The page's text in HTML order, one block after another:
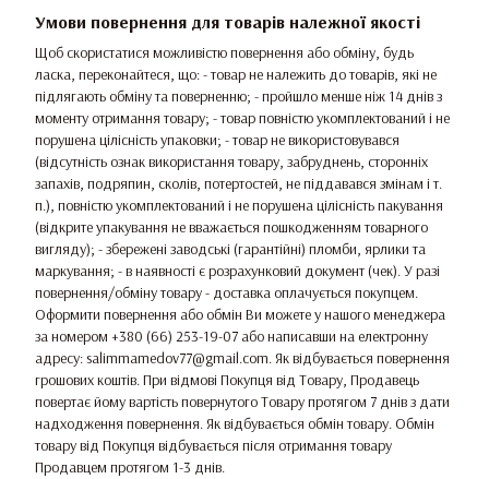
Умови повернення для товарів належної якості
Щоб скористатися можливістю повернення або обміну, будь
ласка, переконайтеся, що: - товар не належить до товарів, які не
підлягають обміну та поверненню; - пройшло менше ніж 14 днів з
моменту отримання товару; - товар повністю укомплектований і не
порушена цілісність упаковки; - товар не використовувався
(відсутність ознак використання товару, забруднень, сторонніх
запахів, подряпин, сколів, потертостей, не піддавався змінам і т.
п.), повністю укомплектований і не порушена цілісність пакування
(відкрите упакування не вважається пошкодженням товарного
вигляду); - збережені заводські (гарантійні) пломби, ярлики та
маркування; - в наявності є розрахунковий документ (чек). У разі
повернення/обміну товару - доставка оплачується покупцем.
Оформити повернення або обмін Ви можете у нашого менеджера
за номером +380 (66) 253-19-07 або написавши на електронну
адресу: salimmamedov77@gmail.com. Як відбувається повернення
грошових коштів. При відмові Покупця від Товару, Продавець
повертає йому вартість повернутого Товару протягом 7 днів з дати
надходження повернення. Як відбувається обмін товару. Обмін
товару від Покупця відбувається після отримання товару
Продавцем протягом 1-3 днів.